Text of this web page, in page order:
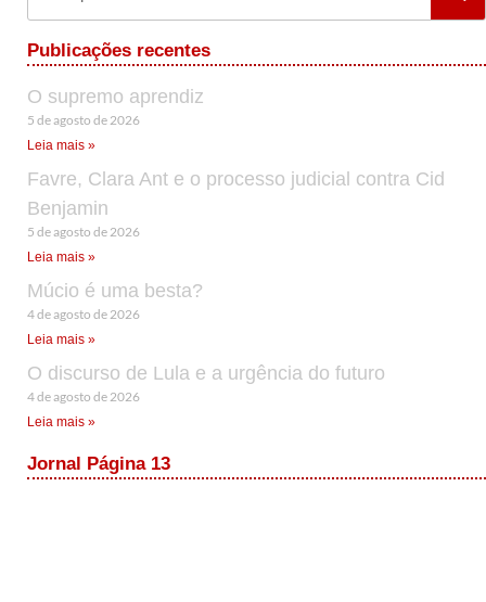
Publicações recentes
O supremo aprendiz
5 de agosto de 2026
Leia mais »
Favre, Clara Ant e o processo judicial contra Cid
Benjamin
5 de agosto de 2026
Leia mais »
Múcio é uma besta?
4 de agosto de 2026
Leia mais »
O discurso de Lula e a urgência do futuro
4 de agosto de 2026
Leia mais »
Jornal Página 13